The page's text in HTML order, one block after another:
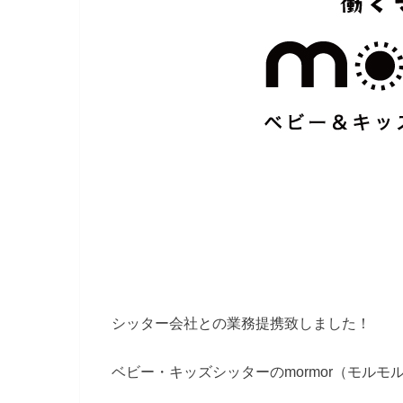
シッター会社との業務提携致しました！
ベビー・キッズシッターのmormor（モルモ